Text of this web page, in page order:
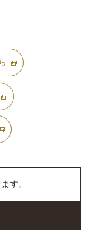
す。